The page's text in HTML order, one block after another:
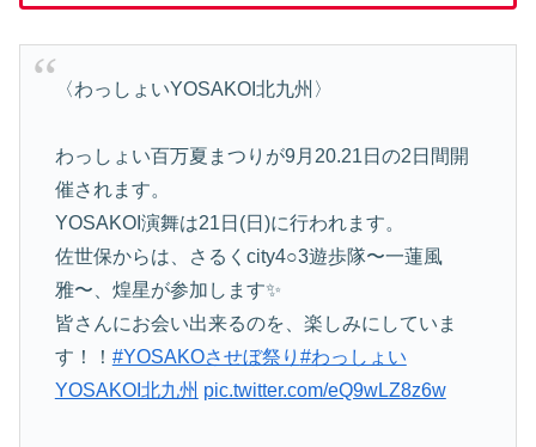
〈わっしょいYOSAKOI北九州〉
わっしょい百万夏まつりが9月20.21日の2日間開
催されます。
YOSAKOI演舞は21日(日)に行われます。
佐世保からは、さるくcity4○3遊歩隊〜一蓮風
雅〜、煌星が参加します✨
皆さんにお会い出来るのを、楽しみにしていま
す！！ #YOSAKOさせぼ祭り #わっしょい
YOSAKOI北九州 pic.twitter.com/eQ9wLZ8z6w